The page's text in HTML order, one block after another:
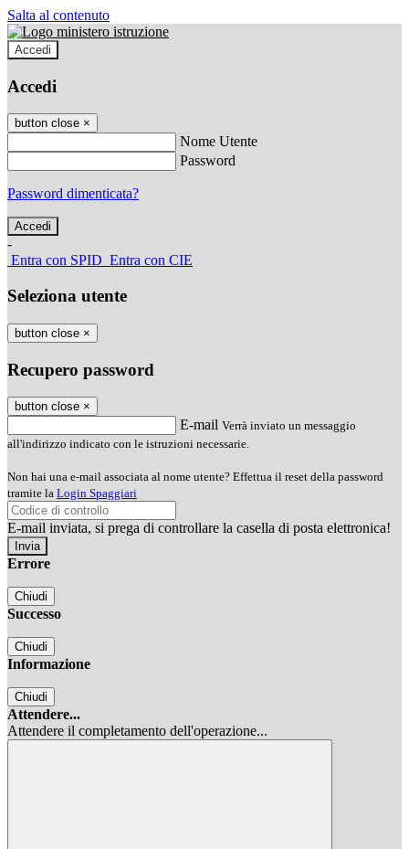
Salta al contenuto
Accedi
Accedi
button close ×
Nome Utente
Password
Password dimenticata?
-
Entra con SPID Entra con CIE
Seleziona utente
button close ×
Recupero password
button close ×
E-mail Verrà inviato un messaggio
all'indirizzo indicato con le istruzioni necessarie.
Non hai una e-mail associata al nome utente? Effettua il reset della password
tramite la Login Spaggiari
E-mail inviata, si prega di controllare la casella di posta elettronica!
Errore
Chiudi
Successo
Chiudi
Informazione
Chiudi
Attendere...
Attendere il completamento dell'operazione...